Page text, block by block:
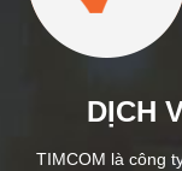
DỊCH
TIMCOM là công